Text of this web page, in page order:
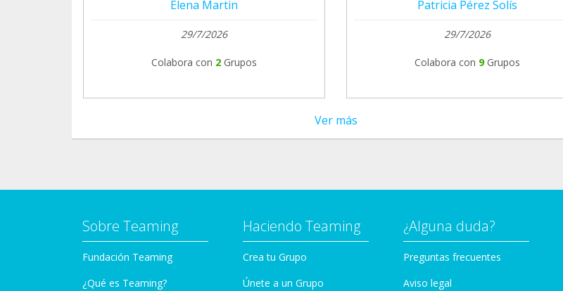
Elena Martin
29/7/2026
Colabora con 2 Grupos
Patricia Pérez Solís
29/7/2026
Colabora con 9 Grupos
Ver más
Sobre Teaming
Fundación Teaming
¿Qué es Teaming?
Haciendo Teaming
Crea tu Grupo
Únete a un Grupo
¿Alguna duda?
Preguntas frecuentes
Aviso legal